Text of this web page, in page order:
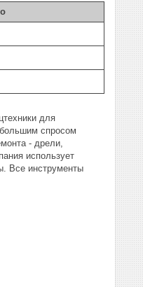
для
спросом
- дрели,
использует
Все инструменты